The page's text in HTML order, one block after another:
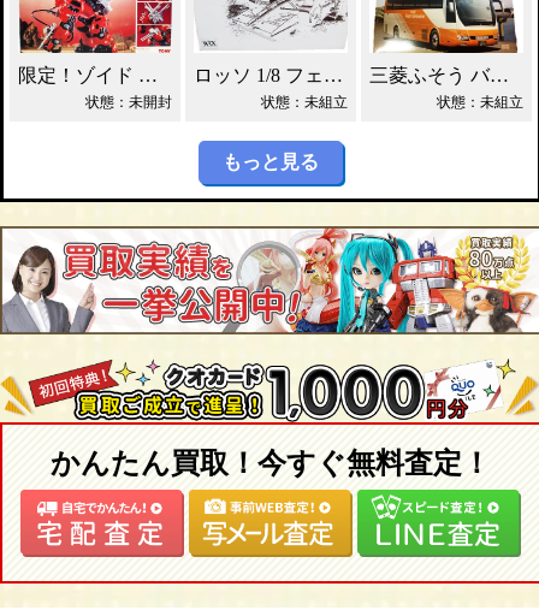
限定！ゾイド アイアンコング・マークⅡ買取！
状態：未開封
ロッソ 1/8 フェラーリ643 WRX買取！
状態：未組立
三菱ふそう バス エアロクィーン買取！
状態：未組立
もっと見る
かんたん買取！今すぐ無料査定！